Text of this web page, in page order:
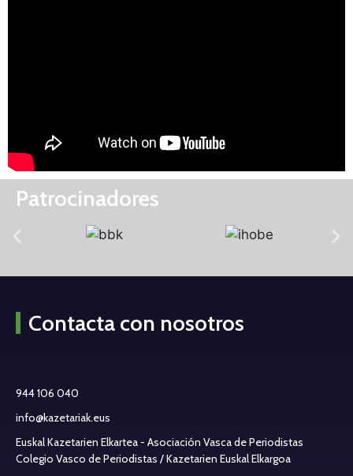
Patrocinadores
Contacta con nosotros
944 106 040
info@kazetariak.eus
Euskal Kazetarien Elkartea - Asociación Vasca de Periodistas
Colegio Vasco de Periodistas / Kazetarien Euskal Elkargoa